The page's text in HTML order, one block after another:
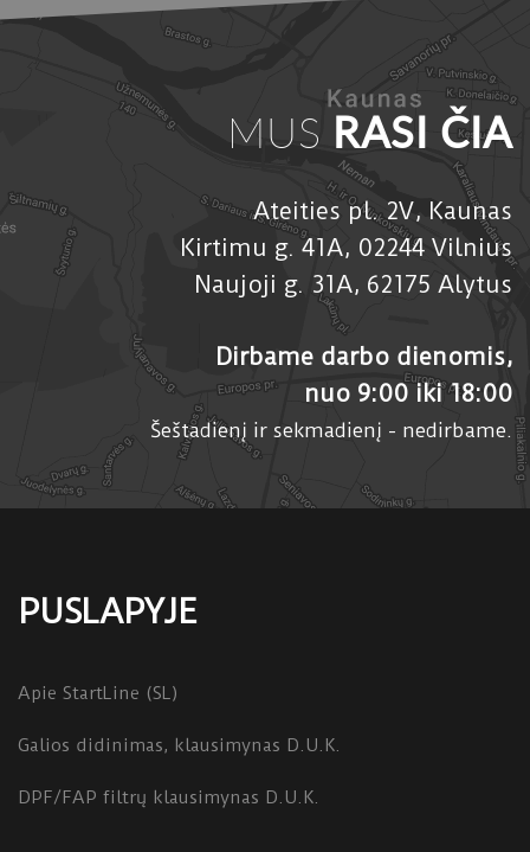
MUS RASI ČIA
Ateities pl. 2V, Kaunas
Kirtimu g. 41A, 02244 Vilnius
Naujoji g. 31A, 62175 Alytus
Dirbame darbo dienomis,
nuo 9:00 iki 18:00
Šeštadienį ir sekmadienį - nedirbame.
PUSLAPYJE
Apie StartLine (SL)
Galios didinimas, klausimynas D.U.K.
DPF/FAP filtrų klausimynas D.U.K.